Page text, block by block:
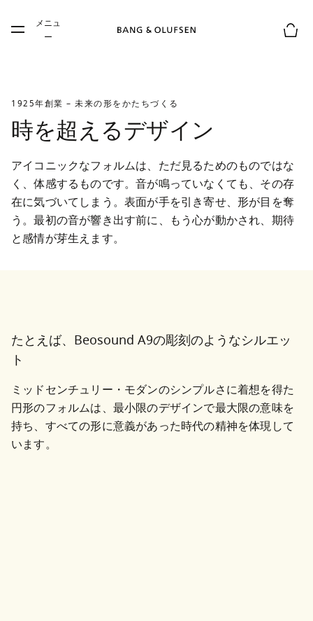
Skip to main footer
メニュ
ー
1925年創業 – 未来の形をかたちづくる
時を超えるデザイン
アイコニックなフォルムは、ただ見るためのものではな
く、体感するものです。音が鳴っていなくても、その存
在に気づいてしまう。表面が手を引き寄せ、形が目を奪
う。最初の音が響き出す前に、もう心が動かされ、期待
と感情が芽生えます。
たとえば、Beosound A9の彫刻のようなシルエッ
ト
ミッドセンチュリー・モダンのシンプルさに着想を得た
円形のフォルムは、最小限のデザインで最大限の意味を
持ち、すべての形に意義があった時代の精神を体現して
います。